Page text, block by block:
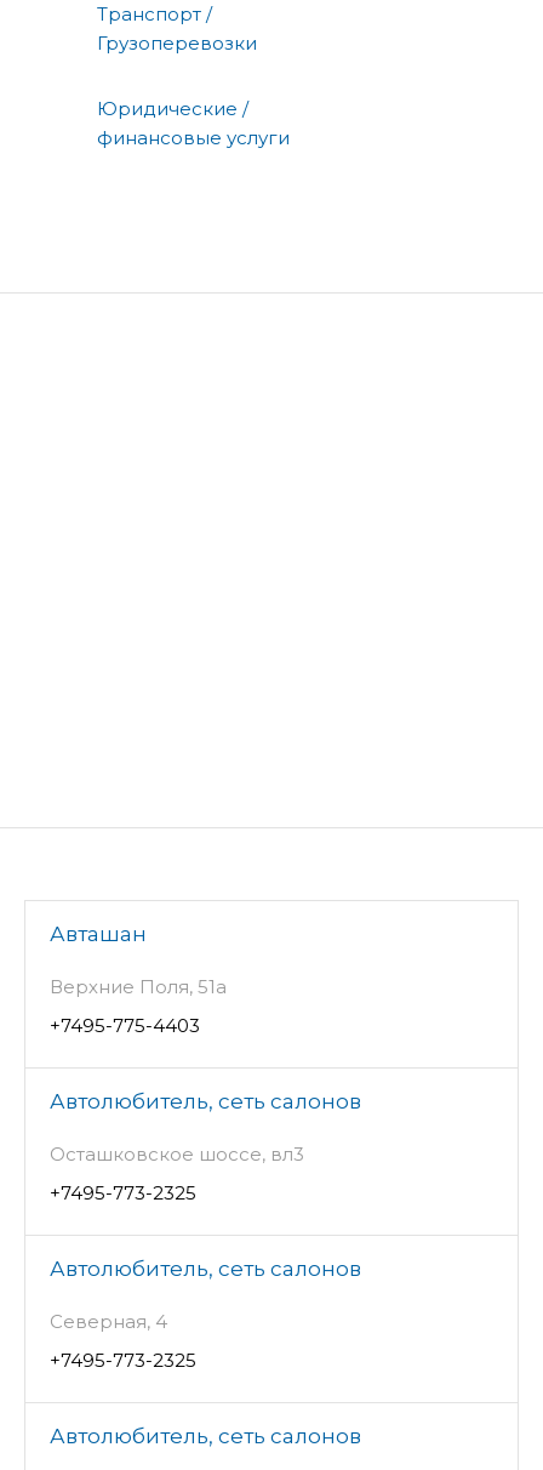
Транспорт /
Грузоперевозки
Юридические /
финансовые услуги
Авташан
Верхние Поля, 51а
+7495-775-4403
Автолюбитель, сеть салонов
Осташковское шоссе, вл3
+7495-773-2325
Автолюбитель, сеть салонов
Северная, 4
+7495-773-2325
Автолюбитель, сеть салонов